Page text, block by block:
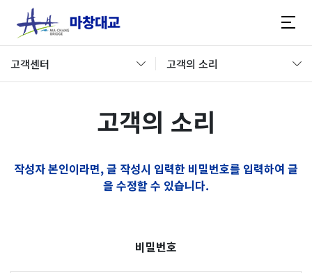
고객센터 고객의 소리
고객의 소리
작성자 본인이라면, 글 작성시 입력한 비밀번호를 입력하여 글
을 수정할 수 있습니다.
비밀번호